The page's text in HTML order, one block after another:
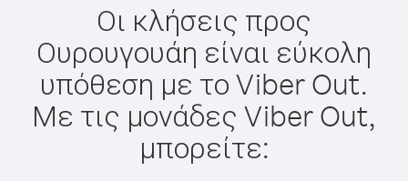
Οι κλήσεις προς
Ουρουγουάη είναι εύκολη
υπόθεση με το Viber Out.
Με τις μονάδες Viber Out,
μπορείτε: